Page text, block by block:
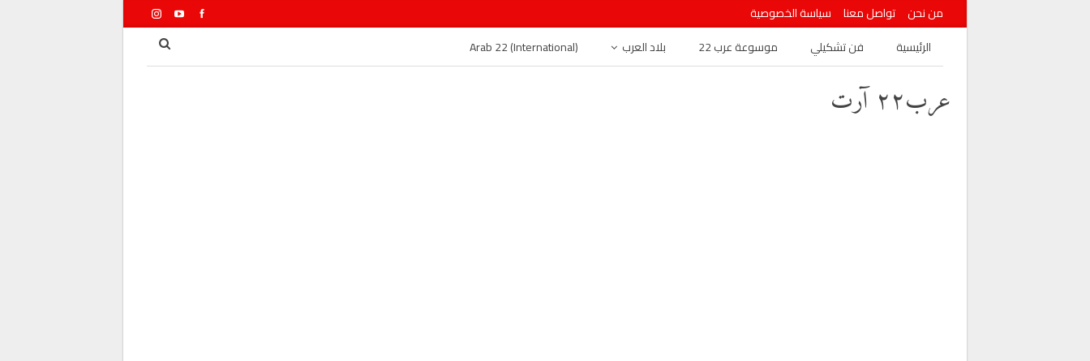
من نحن تواصل معنا
سياسة الخصوصية
الرئيسية
فن تشكيلي موسوعة عرب 22 بلاد العرب Arab 22 (International)
عرب٢٢ آرت